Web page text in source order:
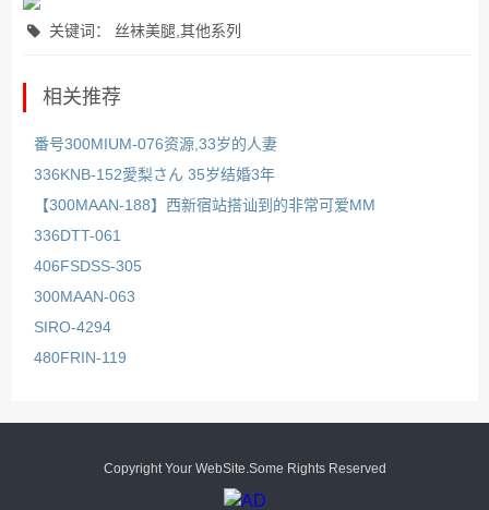
关键词： 丝袜美腿,其他系列
相关推荐
番号300MIUM-076资源,33岁的人妻
336KNB-152愛梨さん 35岁结婚3年
【300MAAN-188】西新宿站搭讪到的非常可爱MM
336DTT-061
406FSDSS-305
300MAAN-063
SIRO-4294
480FRIN-119
Copyright Your WebSite.Some Rights Reserved